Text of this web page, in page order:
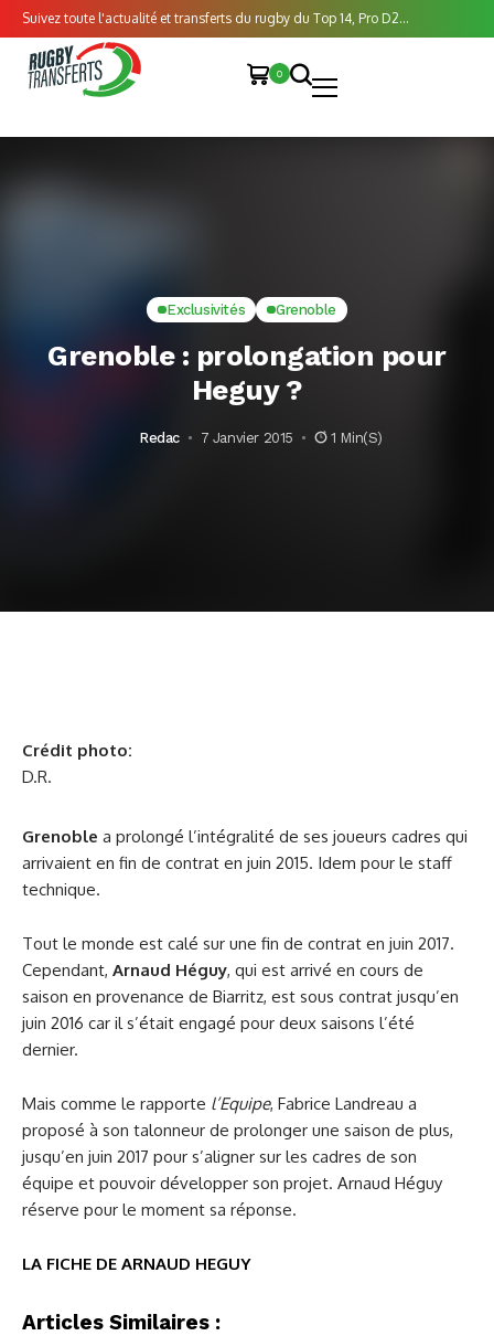
Suivez toute l'actualité et transferts du rugby du Top 14, Pro D2...
0
Exclusivités Grenoble
Grenoble : prolongation pour
Heguy ?
Redac 7 Janvier 2015 1 Min(s)
Crédit photo:
D.R.
Grenoble a prolongé l’intégralité de ses joueurs cadres qui
arrivaient en fin de contrat en juin 2015. Idem pour le staff
technique.
Tout le monde est calé sur une fin de contrat en juin 2017.
Cependant, Arnaud Héguy, qui est arrivé en cours de
saison en provenance de Biarritz, est sous contrat jusqu’en
juin 2016 car il s’était engagé pour deux saisons l’été
dernier.
Mais comme le rapporte l’Equipe, Fabrice Landreau a
proposé à son talonneur de prolonger une saison de plus,
jusqu’en juin 2017 pour s’aligner sur les cadres de son
équipe et pouvoir développer son projet. Arnaud Héguy
réserve pour le moment sa réponse.
LA FICHE DE ARNAUD HEGUY
Articles Similaires :